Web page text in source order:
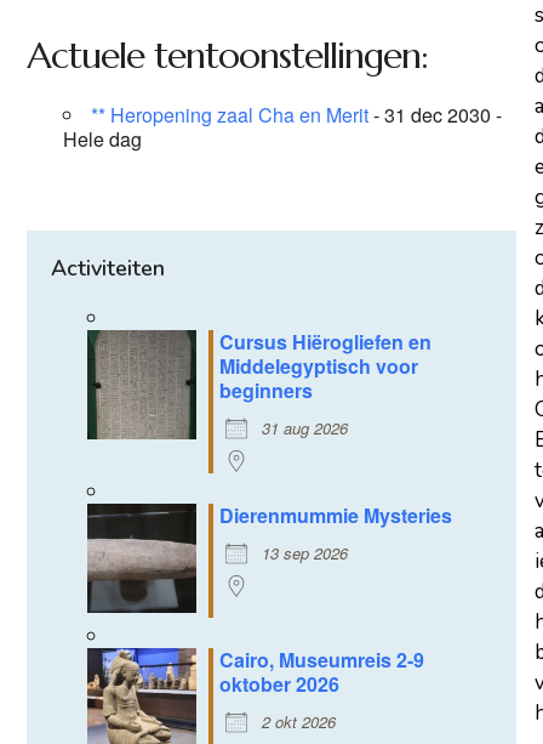
Actuele tentoonstellingen:
** Heropening zaal Cha en Merit- 31 dec 2030 -
Hele dag
Activiteiten
Cursus Hiërogliefen en
Middelegyptisch voor
beginners
31 aug 2026
Dierenmummie Mysteries
13 sep 2026
Cairo, Museumreis 2-9
oktober 2026
2 okt 2026